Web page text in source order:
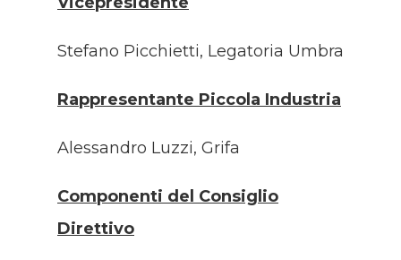
Stefano Picchietti, Legatoria Umbra
Rappresentante Piccola Industria
Alessandro Luzzi, Grifa
Componenti del Consiglio
Direttivo